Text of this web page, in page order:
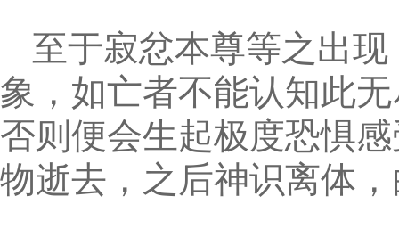
至于寂忿本尊等之出
象，如亡者不能认知此
否则便会生起极度恐惧
物逝去，之后神识离体